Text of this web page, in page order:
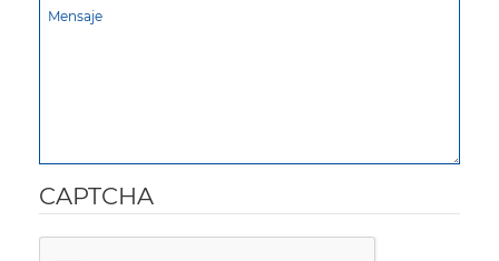
CAPTCHA